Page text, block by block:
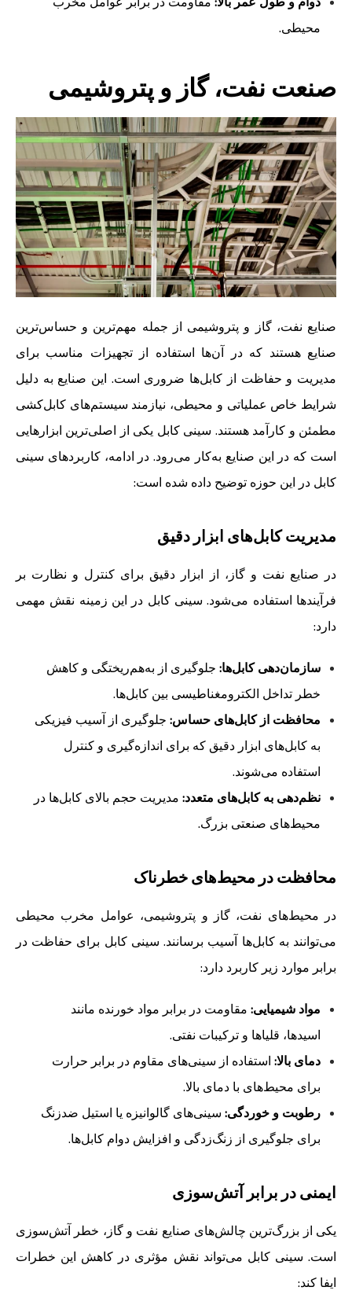
محیطی.
صنعت نفت، گاز و پتروشیمی
صنایع نفت، گاز و پتروشیمی از جمله مهم‌ترین و حساس‌ترین
صنایع هستند که در آن‌ها استفاده از تجهیزات مناسب برای
مدیریت و حفاظت از کابل‌ها ضروری است. این صنایع به دلیل
شرایط خاص عملیاتی و محیطی، نیازمند سیستم‌های کابل‌کشی
مطمئن و کارآمد هستند. سینی کابل یکی از اصلی‌ترین ابزارهایی
است که در این صنایع به‌کار می‌رود. در ادامه، کاربردهای سینی
کابل در این حوزه توضیح داده شده است:
مدیریت کابل‌های ابزار دقیق
در صنایع نفت و گاز، از ابزار دقیق برای کنترل و نظارت بر
فرآیندها استفاده می‌شود. سینی کابل در این زمینه نقش مهمی
دارد:
سازمان‌دهی کابل‌ها: جلوگیری از به‌هم‌ریختگی و کاهش
خطر تداخل الکترومغناطیسی بین کابل‌ها.
محافظت از کابل‌های حساس: جلوگیری از آسیب فیزیکی
به کابل‌های ابزار دقیق که برای اندازه‌گیری و کنترل
استفاده می‌شوند.
نظم‌دهی به کابل‌های متعدد: مدیریت حجم بالای کابل‌ها در
محیط‌های صنعتی بزرگ.
محافظت در محیط‌های خطرناک
در محیط‌های نفت، گاز و پتروشیمی، عوامل مخرب محیطی
می‌توانند به کابل‌ها آسیب برسانند. سینی کابل برای حفاظت در
برابر موارد زیر کاربرد دارد:
مواد شیمیایی: مقاومت در برابر مواد خورنده مانند
اسیدها، قلیاها و ترکیبات نفتی.
دمای بالا: استفاده از سینی‌های مقاوم در برابر حرارت
برای محیط‌های با دمای بالا.
رطوبت و خوردگی: سینی‌های گالوانیزه یا استیل ضدزنگ
برای جلوگیری از زنگ‌زدگی و افزایش دوام کابل‌ها.
ایمنی در برابر آتش‌سوزی
یکی از بزرگ‌ترین چالش‌های صنایع نفت و گاز، خطر آتش‌سوزی
است. سینی کابل می‌تواند نقش مؤثری در کاهش این خطرات
ایفا کند: